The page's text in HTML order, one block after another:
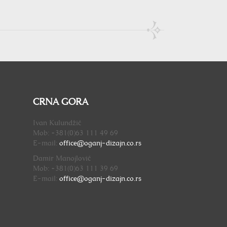
CRNA GORA
Ivan Kulundžić
Mob: +381(0)63 111 49 69
E-mail: office@oganj-dizajn. co.rs
Damir Manojlović
Mob: +381(0)63 111 39 69
E-mail: office@oganj-dizajn. co.rs